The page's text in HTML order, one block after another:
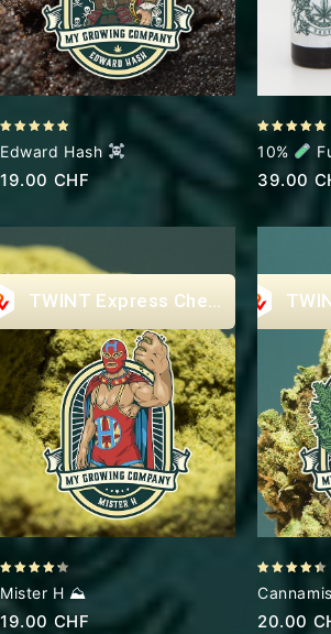
out of 5
Edward Hash
19.00 CHF
out of 5
10%
39.00
Express Checkout
out of 5
Mister H ⛰
19.00 CHF
out of 5
20.00